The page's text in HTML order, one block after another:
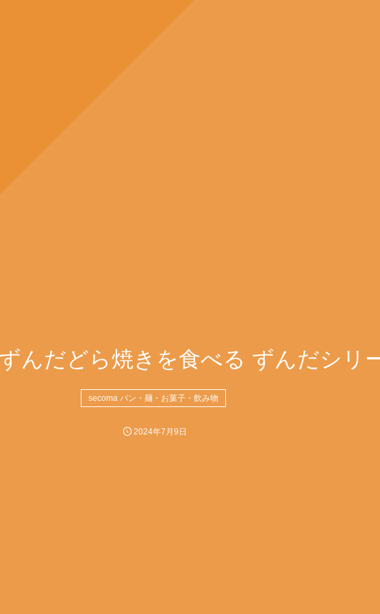
んだどら焼きを食べる ずんだシリ
secoma パン・麺・お菓子・飲み物
2024年7月9日